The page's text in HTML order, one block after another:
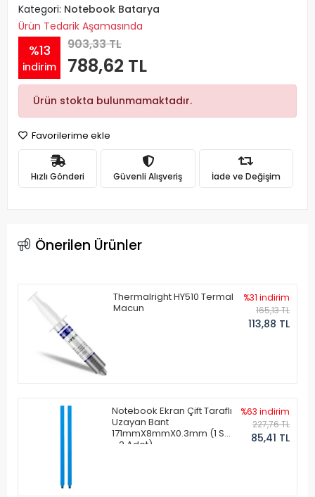
Kategori: Notebook Batarya
Ürün Tedarik Aşamasında
%13
indirim
903,33 TL
788,62 TL
Ürün stokta bulunmamaktadır.
Favorilerime ekle
Hızlı Gönderi Güvenli Alışveriş İade ve Değişim
Önerilen Ürünler
Thermalright HY510 Termal
Macun
%31 indirim
165,13 TL
113,88 TL
Notebook Ekran Çift Taraflı
Uzayan Bant
171mmX8mmX0.3mm (1 Set
- 2 Adet)
%63 indirim
227,76 TL
85,41 TL